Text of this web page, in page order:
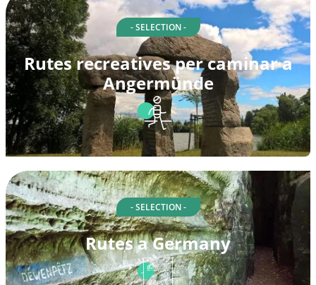
- SELECTION -
Rutes recreatives per caminar a
Angermünde
- SELECTION -
Rutes a Germany